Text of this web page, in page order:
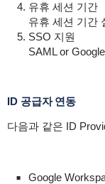
유휴 세션 기간
유휴 세션 기간
SSO 지원
SAML or
ID 공급자 연동
다음과 같은 ID
Google